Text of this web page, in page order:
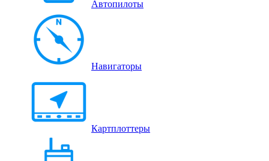
Автопилоты
Навигаторы
Картплоттеры